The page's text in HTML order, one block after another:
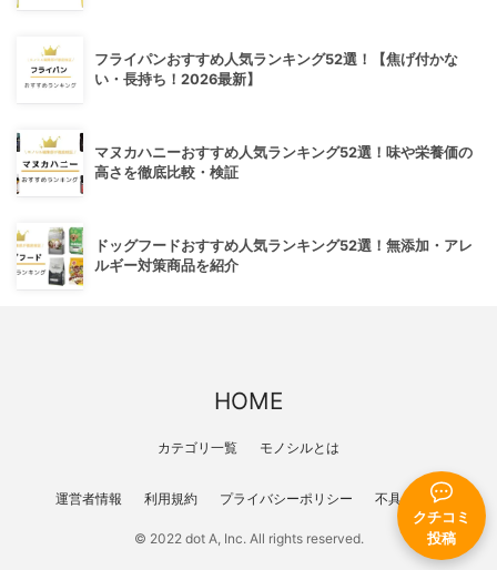
クチコミ
投稿
フライパンおすすめ人気ランキング52選！【焦げ付かな
い・長持ち！2026最新】
マヌカハニーおすすめ人気ランキング52選！味や栄養価の
高さを徹底比較・検証
ドッグフードおすすめ人気ランキング52選！無添加・アレ
ルギー対策商品を紹介
HOME
カテゴリ一覧 モノシルとは
運営者情報 利用規約 プライバシーポリシー 不具合報告
© 2022 dot A, Inc. All rights reserved.